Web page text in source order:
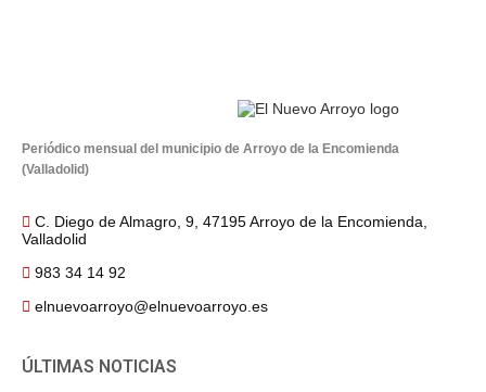
Periódico mensual del municipio de Arroyo de la Encomienda
(Valladolid)
C. Diego de Almagro, 9, 47195 Arroyo de la Encomienda,
Valladolid
983 34 14 92
elnuevoarroyo@elnuevoarroyo.es
ÚLTIMAS NOTICIAS